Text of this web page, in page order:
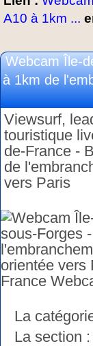
A10 à 1km ...
Webcam Île-
à 1km de
Viewsurf,
touristique
de-France -
de
vers Paris
La
La section